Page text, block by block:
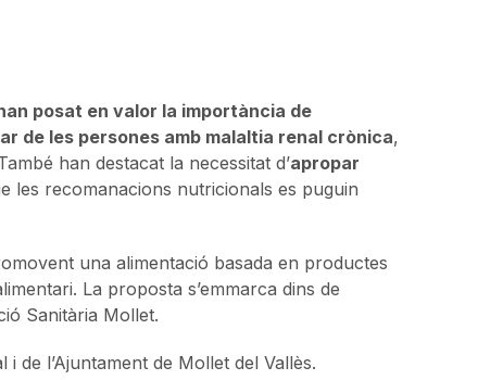
posat en valor la importància de
de les persones amb malaltia renal crònica,
han destacat la necessitat d’apropar
les recomanacions nutricionals es puguin
una alimentació basada en productes
La proposta s’emmarca dins de
Sanitària Mollet.
de l’Ajuntament de Mollet del Vallès.